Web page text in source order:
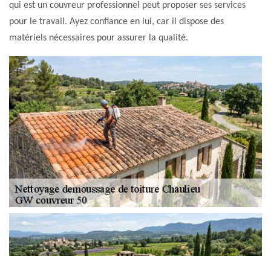
qui est un couvreur professionnel peut proposer ses services
pour le travail. Ayez confiance en lui, car il dispose des
matériels nécessaires pour assurer la qualité.